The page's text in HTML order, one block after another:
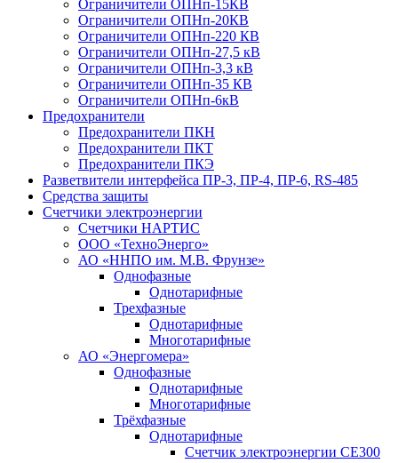
Ограничители ОПНп-15КВ
Ограничители ОПНп-20КВ
Ограничители ОПНп-220 КВ
Ограничители ОПНп-27,5 кВ
Ограничители ОПНп-3,3 кВ
Ограничители ОПНп-35 КВ
Ограничители ОПНп-6кВ
Предохранители
Предохранители ПКН
Предохранители ПКТ
Предохранители ПКЭ
Разветвители интерфейса ПР-3, ПР-4, ПР-6, RS-485
Средства защиты
Счетчики электроэнергии
Счетчики НАРТИС
ООО «ТехноЭнерго»
АО «ННПО им. М.В. Фрунзе»
Однофазные
Однотарифные
Трехфазные
Однотарифные
Многотарифные
АО «Энергомера»
Однофазные
Однотарифные
Многотарифные
Трёхфазные
Однотарифные
Счетчик электроэнергии CE300